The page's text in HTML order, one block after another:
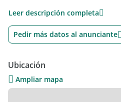
comparten un baño.
PA: Living comedor con cocina
ventanales y galerías con vista al
Santa Maria de los Médanos
Seguridad.
Servicio de playa.
Leer descripción completa
Pedir más datos al anunciante
Ubicación
Ampliar mapa